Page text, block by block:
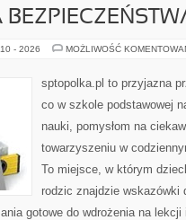
- 2026 MOŻLIWOŚĆ
sptopolka.pl to przyjazna
co w szkole podstawowej
nauki, pomysłom na
towarzyszeniu w
To miejsce, w którym
rodzic znajdzie wskazówki
gotowe do wdrożenia na